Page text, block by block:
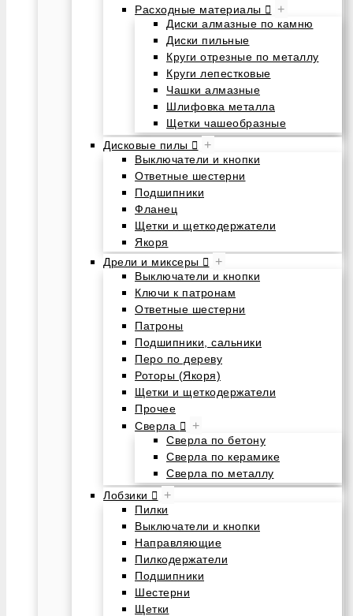
Расходные материалы
+
Диски алмазные по камню
Диски пильные
Круги отрезные по металлу
Круги лепестковые
Чашки алмазные
Шлифовка металла
Щетки чашеобразные
Дисковые пилы
+
Выключатели и кнопки
Ответные шестерни
Подшипники
Фланец
Щетки и щеткодержатели
Якоря
Дрели и миксеры
+
Выключатели и кнопки
Ключи к патронам
Ответные шестерни
Патроны
Подшипники, сальники
Перо по дереву
Роторы (Якоря)
Щетки и щеткодержатели
Прочее
Сверла
+
Сверла по бетону
Сверла по керамике
Сверла по металлу
Лобзики
+
Пилки
Выключатели и кнопки
Направляющие
Пилкодержатели
Подшипники
Шестерни
Щетки